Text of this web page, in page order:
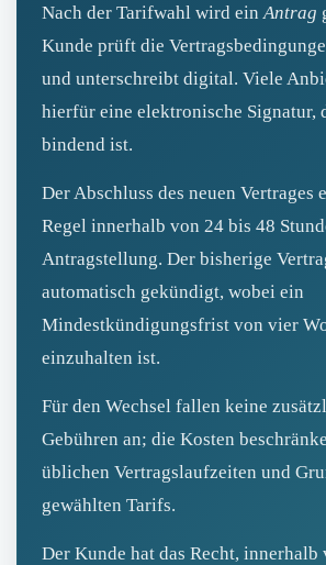
Nach der Tarifwahl wird ein Antrag
Kunde prüft die
und unterschreibt digital. Viele
hierfür eine elektronische Signatur,
bindend ist.
Der Abschluss des neuen Vertrages
Regel innerhalb von 24 bis 48
Antragstellung. Der bisherige
automatisch gekündigt, wobei ein
Mindestkündigungsfrist von vier
einzuhalten ist.
Für den Wechsel fallen keine
Gebühren an; die Kosten
üblichen Vertragslaufzeiten und
gewählten Tarifs.
Der Kunde hat das Recht, innerhalb